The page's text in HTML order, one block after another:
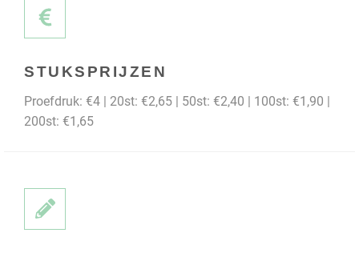
STUKSPRIJZEN
Proefdruk: €4 | 20st: €2,65 | 50st: €2,40 | 100st: €1,90 |
200st: €1,65